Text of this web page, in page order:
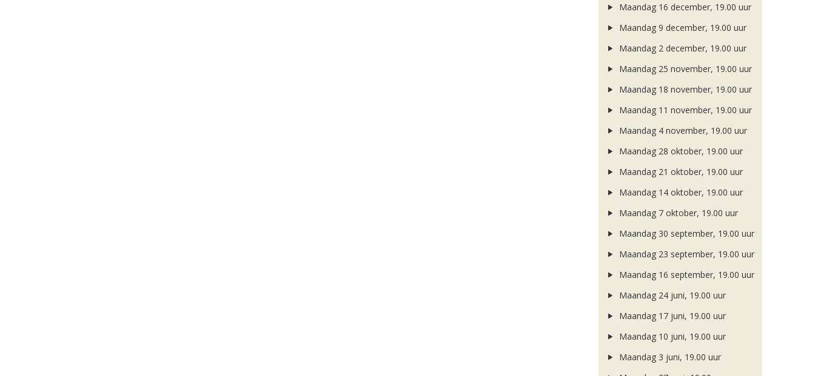
Maandag 16 december, 19.00 uur
Maandag 9 december, 19.00 uur
Maandag 2 december, 19.00 uur
Maandag 25 november, 19.00 uur
Maandag 18 november, 19.00 uur
Maandag 11 november, 19.00 uur
Maandag 4 november, 19.00 uur
Maandag 28 oktober, 19.00 uur
Maandag 21 oktober, 19.00 uur
Maandag 14 oktober, 19.00 uur
Maandag 7 oktober, 19.00 uur
Maandag 30 september, 19.00 uur
Maandag 23 september, 19.00 uur
Maandag 16 september, 19.00 uur
Maandag 24 juni, 19.00 uur
Maandag 17 juni, 19.00 uur
Maandag 10 juni, 19.00 uur
Maandag 3 juni, 19.00 uur